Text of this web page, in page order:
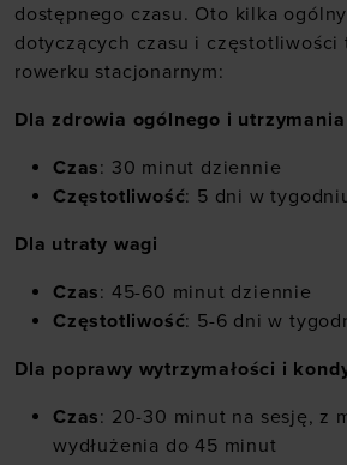
dostępnego czasu. Oto kilka
dotyczących czasu i częstotliwości
rowerku stacjonarnym:
Dla zdrowia ogólnego i
Czas: 30 minut dziennie
Częstotliwość: 5 dni w
Dla utraty wagi
Czas: 45-60 minut dziennie
Częstotliwość: 5-6 dni w
Dla poprawy wytrzymałości i
Czas: 20-30 minut na sesję, z
wydłużenia do 45 minut